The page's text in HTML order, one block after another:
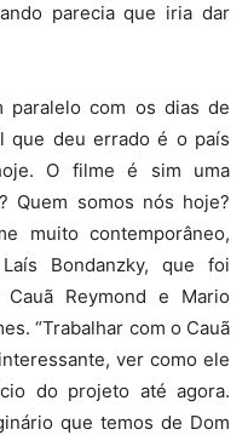
parecia que iria dar
paralelo com os dias de
que deu errado é o país
O filme é sim uma
Quem somos nós hoje?
muito contemporâneo,
Bondanzky, que foi
Reymond e Mario
“Trabalhar com o Cauã
ver como ele
do projeto até agora.
que temos de Dom